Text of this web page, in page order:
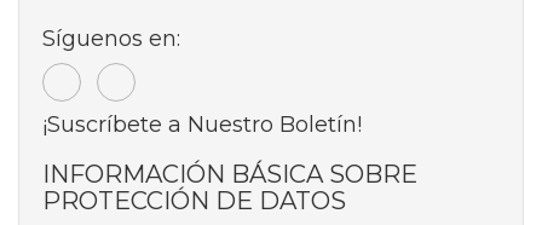
Síguenos en:
¡Suscríbete a Nuestro Boletín!
INFORMACIÓN BÁSICA SOBRE
PROTECCIÓN DE DATOS